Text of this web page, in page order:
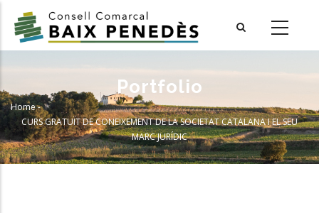
main
Portfolio
Breadcrumb
Home-
CURS GRATUÏT DE CONEIXEMENT DE LA SOCIETAT CATALANA I EL SEU
MARC JURÍDIC